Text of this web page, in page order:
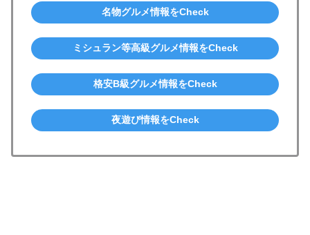
名物グルメ情報をCheck
ミシュラン等高級グルメ情報をCheck
格安B級グルメ情報をCheck
夜遊び情報をCheck